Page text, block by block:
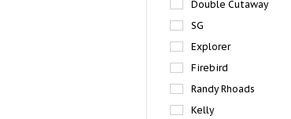
Double Cutaway
SG
Explorer
Firebird
Randy Rhoads
Kelly